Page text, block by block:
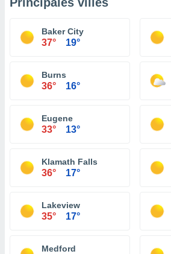
Baker City
37° 19°
Burns
36° 16°
Eugene
33° 13°
Klamath Falls
36° 17°
Lakeview
35° 17°
Medford